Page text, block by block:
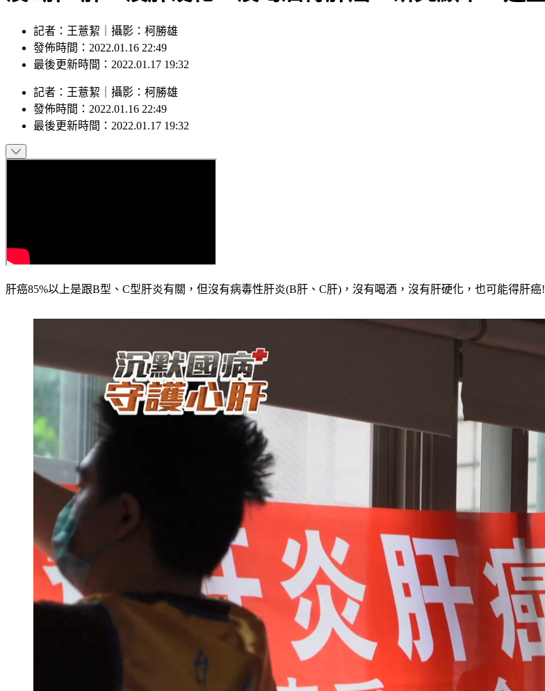
記者：王薏絜｜攝影：柯勝雄
發佈時間：2022.01.16 22:49
最後更新時間：2022.01.17 19:32
記者 ： 王薏絜 攝影 ： 柯勝雄
發佈時間： 2022.01.16 22:49
最後更新時間： 2022.01.17 19:32
肝癌85%以上是跟B型、C型肝炎有關，但沒有病毒性肝炎(B肝、C肝)，沒有喝酒，沒有肝硬化，也可能得肝癌!